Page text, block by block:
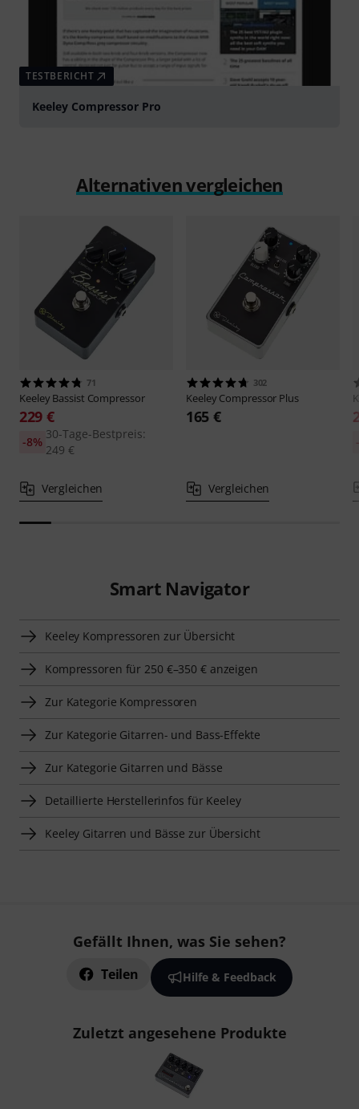
TESTBERICHT
Keeley Compressor Pro
Alternativen vergleichen
71
Keeley Bassist Compressor
229 €
30-Tage-Bestpreis:
249 €
-8%
Vergleichen
302
Keeley Compressor Plus
165 €
Vergleichen
Smart Navigator
Keeley Kompressoren zur Übersicht
Kompressoren für 250 €–350 € anzeigen
Zur Kategorie Kompressoren
Zur Kategorie Gitarren- und Bass-Effekte
Zur Kategorie Gitarren und Bässe
Detaillierte Herstellerinfos für Keeley
Keeley Gitarren und Bässe zur Übersicht
Gefällt Ihnen, was Sie sehen?
Teilen Hilfe & Feedback
Zuletzt angesehene Produkte